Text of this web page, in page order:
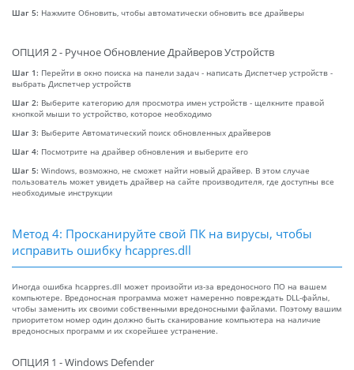
Шаг 5: Нажмите Обновить, чтобы автоматически обновить все драйверы
ОПЦИЯ 2 - Ручное Обновление Драйверов Устройств
Шаг 1: Перейти в окно поиска на панели задач - написать Диспетчер устройств -
выбрать Диспетчер устройств
Шаг 2: Выберите категорию для просмотра имен устройств - щелкните правой
кнопкой мыши то устройство, которое необходимо
Шаг 3: Выберите Автоматический поиск обновленных драйверов
Шаг 4: Посмотрите на драйвер обновления и выберите его
Шаг 5: Windows, возможно, не сможет найти новый драйвер. В этом случае
пользователь может увидеть драйвер на сайте производителя, где доступны все
необходимые инструкции
Метод 4: Просканируйте свой ПК на вирусы, чтобы
исправить ошибку hcappres.dll
Иногда ошибка hcappres.dll может произойти из-за вредоносного ПО на вашем
компьютере. Вредоносная программа может намеренно повреждать DLL-файлы,
чтобы заменить их своими собственными вредоносными файлами. Поэтому вашим
приоритетом номер один должно быть сканирование компьютера на наличие
вредоносных программ и их скорейшее устранение.
ОПЦИЯ 1 - Windows Defender